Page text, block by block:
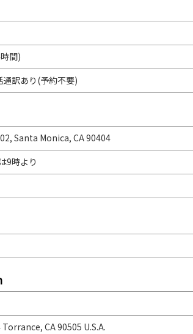
間)
訳あり(予約不要)
Santa Monica, CA 90404
9時より
CA 90505 U.S.A.